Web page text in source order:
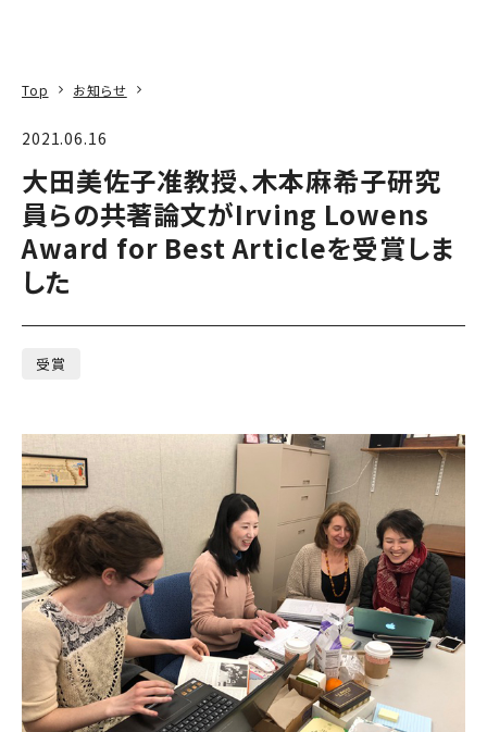
Top お知らせ
2021.06.16
大田美佐子准教授、木本麻希子研究
員らの共著論文がIrving Lowens
Award for Best Articleを受賞しま
した
受賞